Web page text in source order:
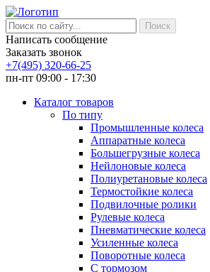
Написать сообщение
Заказать звонок
+7(495) 320-66-25
пн-пт 09:00 - 17:30
Каталог товаров
По типу
Промышленные колеса
Аппаратные колеса
Большегрузные колеса
Нейлоновые колеса
Полиуретановые колеса
Термостойкие колеса
Подвилочные ролики
Рулевые колеса
Пневматические колеса
Усиленные колеса
Поворотные колеса
С тормозом